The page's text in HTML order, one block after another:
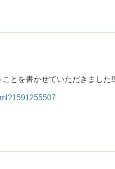
とを書かせていただきました!!